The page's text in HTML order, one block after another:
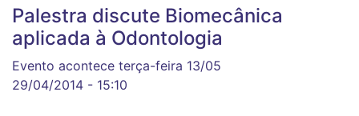
Palestra discute Biomecânica
aplicada à Odontologia
Evento acontece terça-feira 13/05
29/04/2014 - 15:10